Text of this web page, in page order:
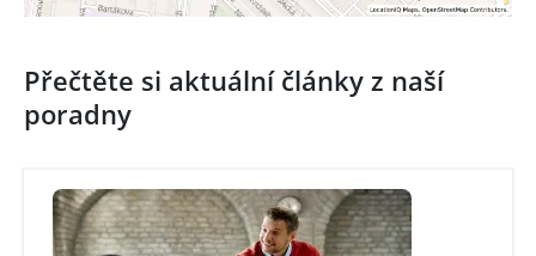
Přečtěte si aktuální články z naší
poradny